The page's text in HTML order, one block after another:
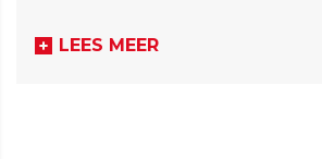
LEES MEER